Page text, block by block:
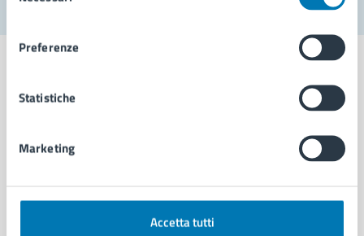
Preferenze
Statistiche
Marketing
Accetta tutti
Aree amministrative